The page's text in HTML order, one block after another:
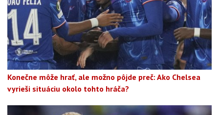
Konečne môže hrať, ale možno pôjde preč: Ako Chelsea
vyrieši situáciu okolo tohto hráča?